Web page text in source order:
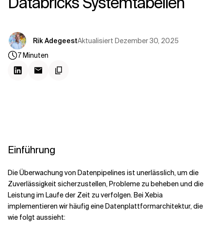
Rik AdegeestAktualisiert Dezember 30, 2025
7Minuten
Einführung
Die Überwachung von Datenpipelines ist unerlässlich, um die
Zuverlässigkeit sicherzustellen, Probleme zu beheben und die
Leistung im Laufe der Zeit zu verfolgen. Bei Xebia
implementieren wir häufig eine Datenplattformarchitektur, die
wie folgt aussieht: